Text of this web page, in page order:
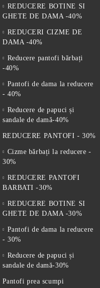
REDUCERE BOTINE SI
GHETE DE DAMA -40%
REDUCERI CIZME DE
DAMA -40%
Reducere pantofi bărbați
-40%
Pantofi de dama la reducere
- 40%
Reducere de papuci și
sandale de damă-40%
REDUCERE PANTOFI - 30%
Cizme bărbați la reducere -
30%
REDUCERE PANTOFI
BARBATI -30%
REDUCERE BOTINE SI
GHETE DE DAMA -30%
Pantofi de dama la reducere
- 30%
Reducere de papuci și
sandale de damă-30%
Pantofi prea scumpi